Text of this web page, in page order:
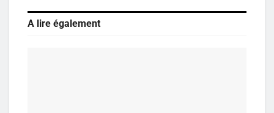
A lire également